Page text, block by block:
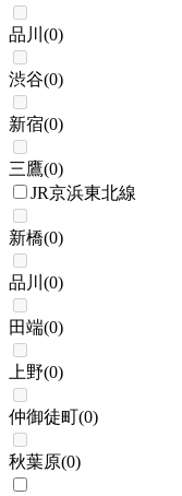
品川 (0)
渋谷(0)
新宿(0)
三鷹(0)
JR京浜東北線
新橋(0)
品川 (0)
田端(0)
上野(0)
仲御徒町(0)
秋葉原(0)